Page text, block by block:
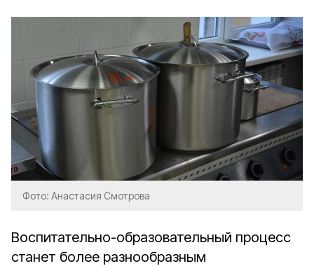
Фото: Анастасия Смотрова
Воспитательно-образовательный процесс
станет более разнообразным